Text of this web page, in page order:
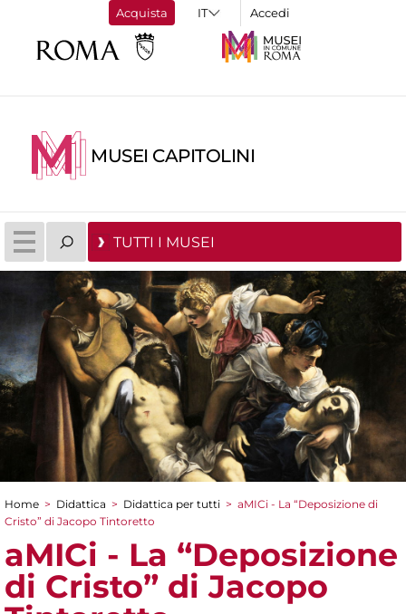
Acquista Accedi
MUSEI CAPITOLINI
TUTTI I MUSEI
Tu sei qui
Home > Didattica > Didattica per tutti > aMICi - La “Deposizione di
Cristo” di Jacopo Tintoretto
aMICi - La “Deposizione
di Cristo” di Jacopo